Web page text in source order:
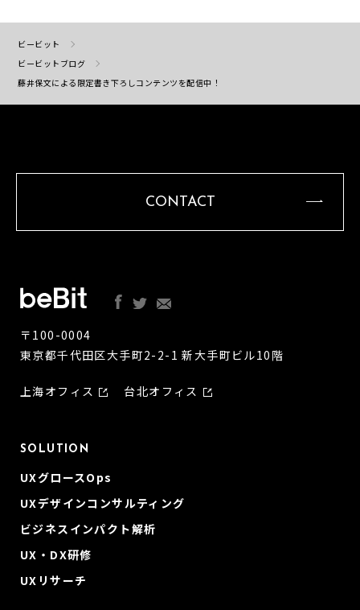
ビービット
ビービットブログ
藤井保文による限定書き下ろしコンテンツを配信中！
CONTACT
〒100-0004
東京都千代田区大手町2-2-1 新大手町ビル10階
上海オフィス 台北オフィス
SOLUTION
UXグロースOps
UXデザインコンサルティング
ビジネスインパクト解析
UX・DX研修
UXリサーチ